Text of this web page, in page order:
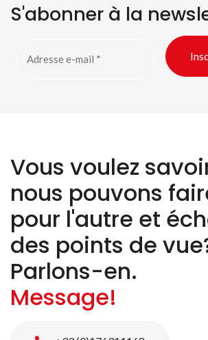
S'abonner à la
Vous voulez
nous pouvons
pour l'autre et
des points de
Parlons-en.
Message!